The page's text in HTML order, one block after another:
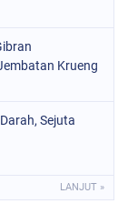
Krueng
Sejuta
LANJUT »